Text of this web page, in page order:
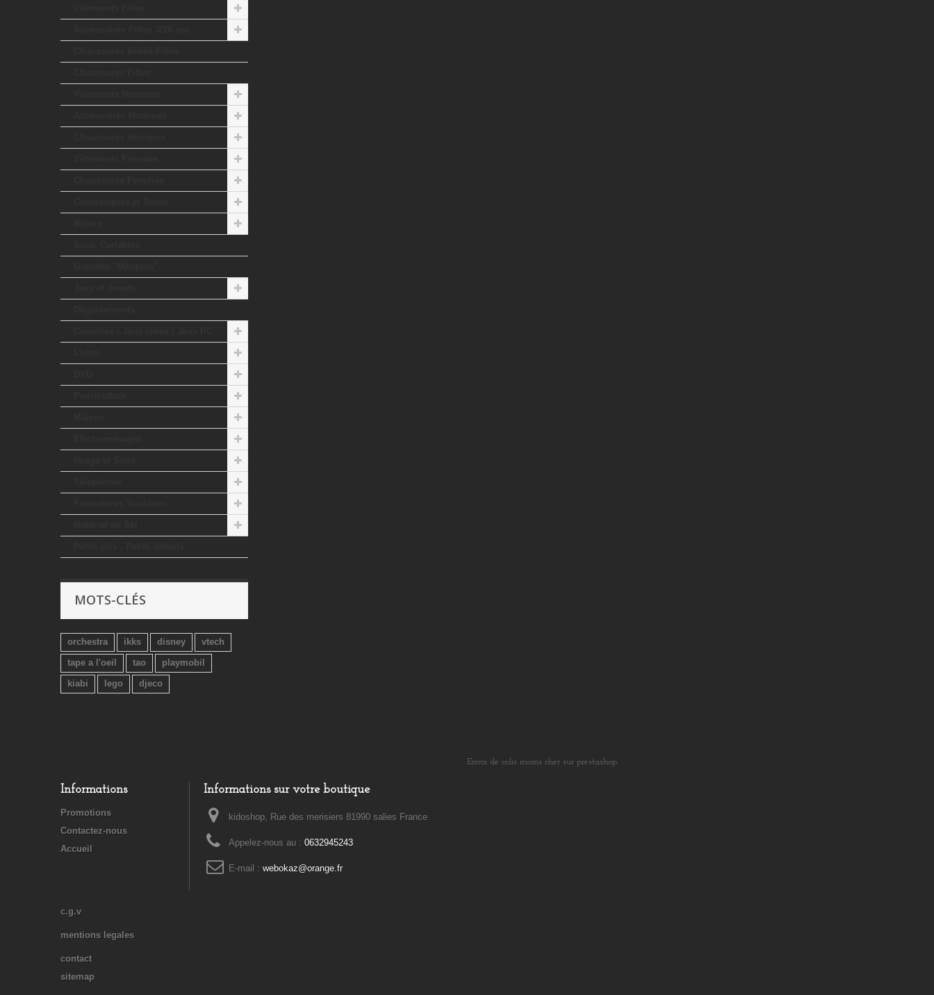
MOTS-CLÉS
orchestra ikks disney
vtech
tape a l'oeil
tao
playmobil
kiabi
lego djeco
Informations
Promotions
Contactez-nous
Accueil
c.g.v
mentions legales
contact
sitemap
Informations sur votre boutique
kidoshop, Rue des merisiers 81990 salies France
Appelez-nous au : 0632945243
E-mail : webokaz@orange.fr
Envoi de colis moins cher sur prestashop